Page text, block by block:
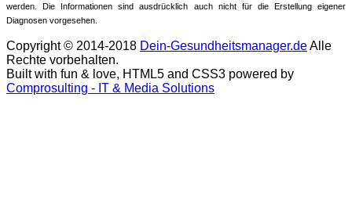
werden. Die Informationen sind ausdrücklich auch nicht für die Erstellung eigener
Diagnosen vorgesehen.
Copyright © 2014-2018 Dein-Gesundheitsmanager.deAlle
Rechte vorbehalten.
Built with fun & love, HTML5 and CSS3 powered by
Comprosulting - IT & Media Solutions